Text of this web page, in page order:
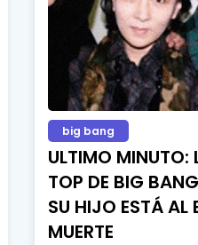
big bang
ULTIMO MINUTO:
TOP DE BIG
SU HIJO ESTÁ AL
MUERTE